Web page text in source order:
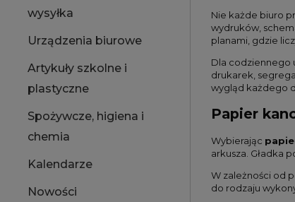
wysyłka
Urządzenia biurowe
Artykuły szkolne i
plastyczne
Spożywcze, higiena i
chemia
Kalendarze
Nowości
Nie każde biuro
wydruków,
planami, gdzie
Dla codziennego
drukarek,
wygląd każdego
Papier
Wybierając
arkusza. Gładka
W zależności od
do rodzaju